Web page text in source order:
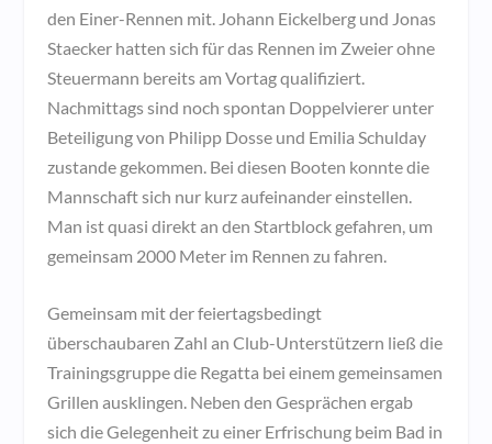
den Einer-Rennen mit. Johann Eickelberg und Jonas
Staecker hatten sich für das Rennen im Zweier ohne
Steuermann bereits am Vortag qualifiziert.
Nachmittags sind noch spontan Doppelvierer unter
Beteiligung von Philipp Dosse und Emilia Schulday
zustande gekommen. Bei diesen Booten konnte die
Mannschaft sich nur kurz aufeinander einstellen.
Man ist quasi direkt an den Startblock gefahren, um
gemeinsam 2000 Meter im Rennen zu fahren.
Gemeinsam mit der feiertagsbedingt
überschaubaren Zahl an Club-Unterstützern ließ die
Trainingsgruppe die Regatta bei einem gemeinsamen
Grillen ausklingen. Neben den Gesprächen ergab
sich die Gelegenheit zu einer Erfrischung beim Bad in